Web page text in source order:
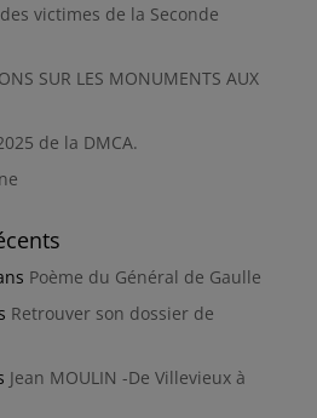
victimes de la Seconde
SUR LES MONUMENTS AUX
de la DMCA.
Poème du Général de Gaulle
Retrouver son dossier de
Jean MOULIN -De Villevieux à